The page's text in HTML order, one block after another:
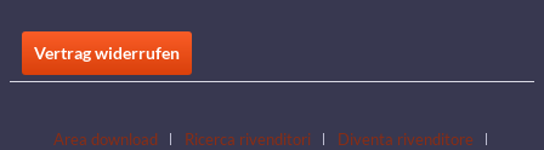
Vertrag widerrufen
Area download Ricerca rivenditori Diventa rivenditore